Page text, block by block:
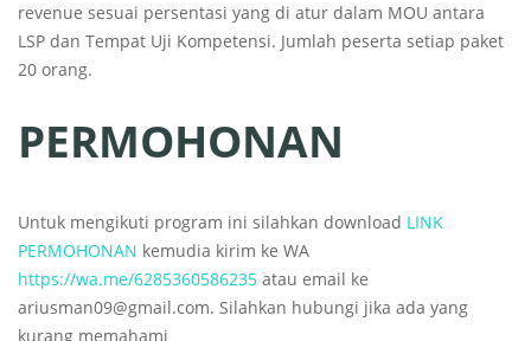
revenue sesuai persentasi yang di atur dalam MOU antara
LSP dan Tempat Uji Kompetensi. Jumlah peserta setiap paket
20 orang.
PERMOHONAN
Untuk mengikuti program ini silahkan download LINK
PERMOHONAN kemudia kirim ke WA
https://wa.me/6285360586235 atau email ke
ariusman09@gmail.com. Silahkan hubungi jika ada yang
kurang memahami